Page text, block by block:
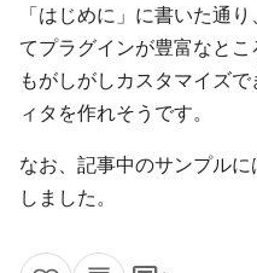
「はじめに」に書いた通
てプラグインが豊富なと
もがしがしカスタマイズ
ィタを作れそうです。
なお、記事中のサンプルに
しました。